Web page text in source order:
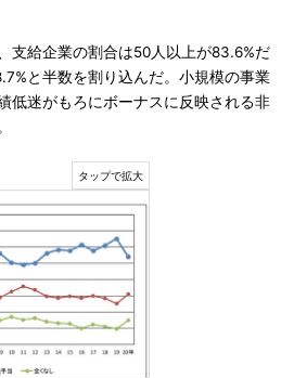
支給企業の割合は50人以上が83.6%だ
と半数を割り込んだ。小規模の事業
低迷がもろにボーナスに反映される非